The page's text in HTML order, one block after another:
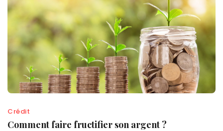
Crédit
Comment faire fructifier son argent ?